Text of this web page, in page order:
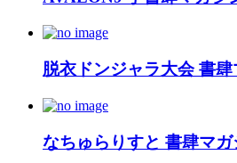
脱衣ドンジャラ大会 書肆
なちゅらりすと 書肆マガ